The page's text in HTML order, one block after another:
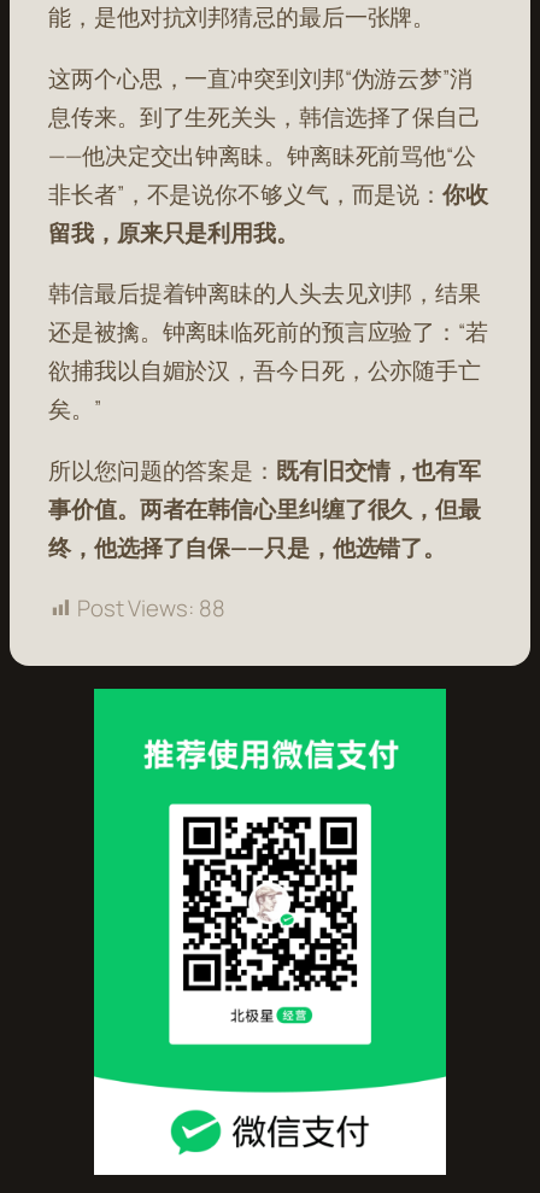
能，是他对抗刘邦猜忌的最后一张牌。
这两个心思，一直冲突到刘邦“伪游云梦”消
息传来。到了生死关头，韩信选择了保自己
——他决定交出钟离眛。钟离眛死前骂他“公
非长者”，不是说你不够义气，而是说：你收
留我，原来只是利用我。
韩信最后提着钟离眛的人头去见刘邦，结果
还是被擒。钟离眛临死前的预言应验了：“若
欲捕我以自媚於汉，吾今日死，公亦随手亡
矣。”
所以您问题的答案是： 既有旧交情，也有军
事价值。两者在韩信心里纠缠了很久，但最
终，他选择了自保——只是，他选错了。
Post Views: 88